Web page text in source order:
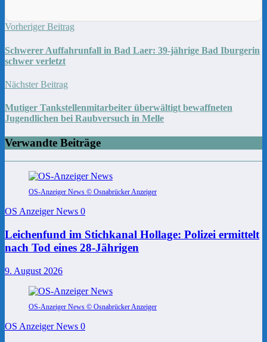
Vorheriger Beitrag
Schwerer Auffahrunfall in Bad Laer: 39-jährige Bad Iburgerin
schwer verletzt
Nächster Beitrag
Mutiger Tankstellenmitarbeiter überwältigt bewaffneten
Jugendlichen bei Raubversuch in Melle
Verwandte Beiträge
OS-Anzeiger News © Osnabrücker Anzeiger
OS Anzeiger News 0
Leichenfund im Stichkanal Hollage: Polizei ermittelt
nach Tod eines 28-Jährigen
9. August 2026
OS-Anzeiger News © Osnabrücker Anzeiger
OS Anzeiger News 0